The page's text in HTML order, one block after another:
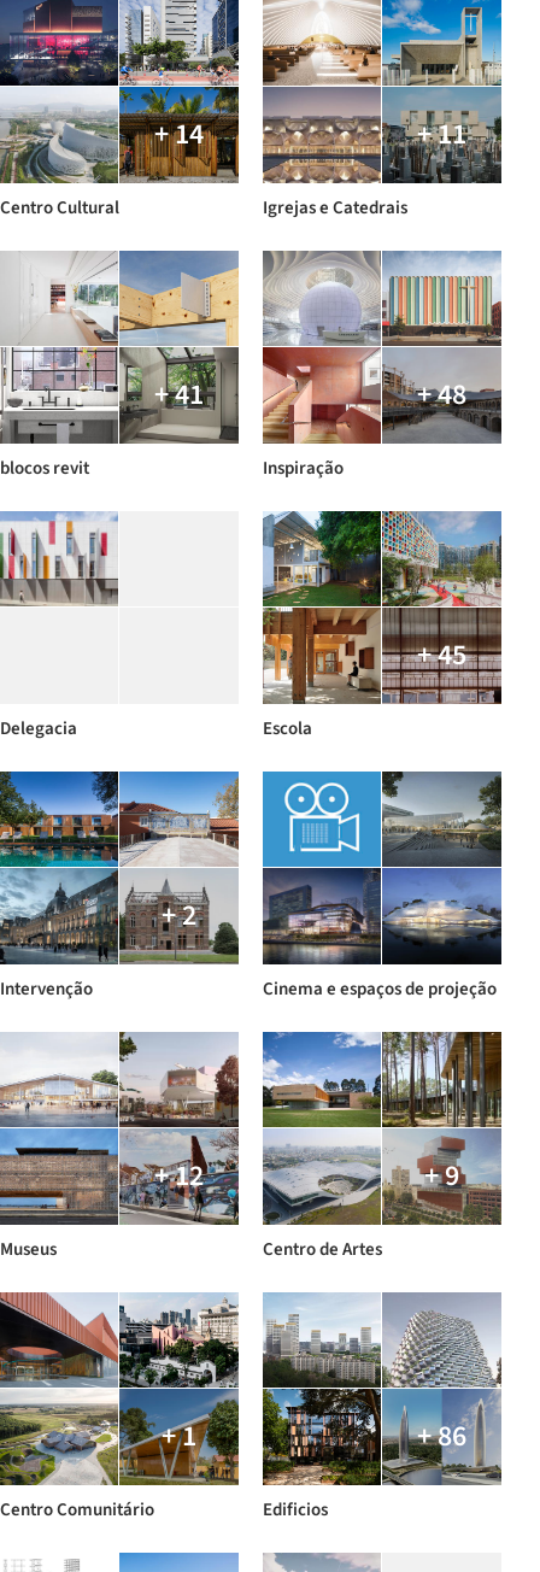
+ 14
Centro Cultural
+ 11
Igrejas e Catedrais
+ 41
blocos revit
+ 48
Inspiração
Delegacia
+ 45
Escola
+ 2
Intervenção Cinema e espaços de projeção
+ 12
Museus
+ 9
Centro de Artes
+ 1
Centro Comunitário
+ 86
Edificios